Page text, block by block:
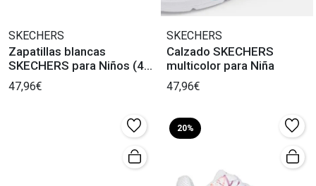
SKECHERS
Zapatillas blancas
SKECHERS para Niños (42
caracteres)
47,96€
SKECHERS
Calzado SKECHERS
multicolor para Niña
47,96€
20%